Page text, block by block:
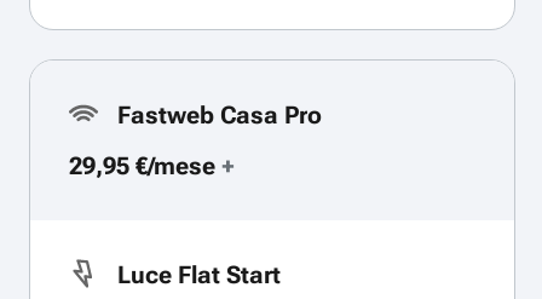
Fastweb Casa Pro
29,95 €/mese +
Luce Flat Start